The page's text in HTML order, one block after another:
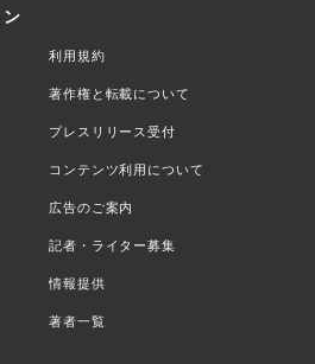
利用規約
著作権と転載について
プレスリリース受付
コンテンツ利用について
広告のご案内
記者・ライター募集
情報提供
著者一覧